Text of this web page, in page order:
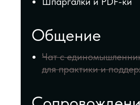
Проверка домашних заданий
решения возникающих вопросов
2 индивидуальные
Руническому искусству